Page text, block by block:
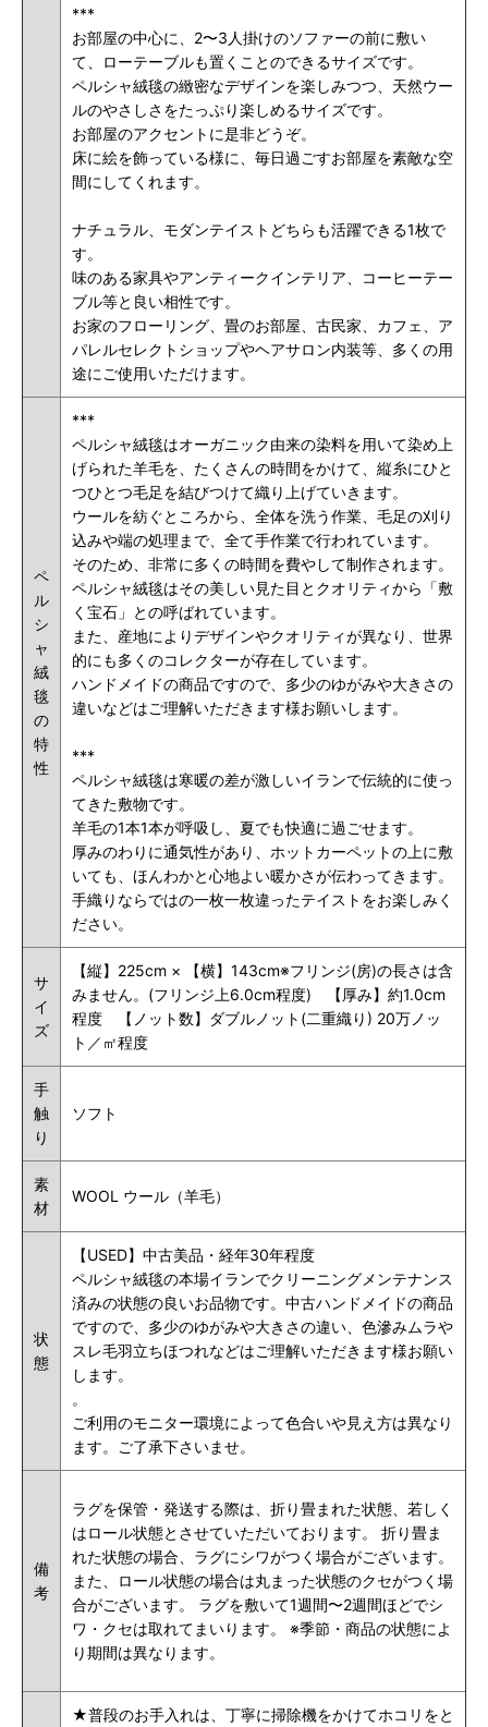
***
お部屋の中心に、2〜3人掛けのソファーの前に敷い
て、ローテーブルも置くことのできるサイズです。
ペルシャ絨毯の緻密なデザインを楽しみつつ、天然ウー
ルのやさしさをたっぷり楽しめるサイズです。
お部屋のアクセントに是非どうぞ。
床に絵を飾っている様に、毎日過ごすお部屋を素敵な空
間にしてくれます。
ナチュラル、モダンテイストどちらも活躍できる1枚で
す。
味のある家具やアンティークインテリア、コーヒーテー
ブル等と良い相性です。
お家のフローリング、畳のお部屋、 古民家、 カフェ、ア
パレルセレクトショップやヘアサロン内装等、多くの用
途にご使用いただけます。
ペ
ル
シ
ャ
絨
毯
の
特
性
***
ペルシャ絨毯はオーガニック由来の染料を用いて染め上
げられた羊毛を、たくさんの時間をかけて、縦糸にひと
つひとつ毛足を結びつけて織り上げていきます。
ウールを紡ぐところから、全体を洗う作業、毛足の刈り
込みや端の処理まで、全て手作業で行われています。
そのため、非常に多くの時間を費やして制作されます。
ペルシャ絨毯はその美しい見た目とクオリティから「敷
く宝石」との呼ばれています。
また、産地によりデザインやクオリティが異なり、世界
的にも多くのコレクターが存在しています。
ハンドメイドの商品ですので、多少のゆがみや大きさの
違いなどはご理解いただきます様お願いします。
***
ペルシャ絨毯は寒暖の差が激しいイランで伝統的に使っ
てきた敷物です。
羊毛の1本1本が呼吸し、夏でも快適に過ごせます。
厚みのわりに通気性があり、ホットカーペットの上に敷
いても、ほんわかと心地よい暖かさが伝わってきます。
手織りならではの一枚一枚違ったテイストをお楽しみく
ださい。
サ
イ
ズ
【縦】225cm × 【横】143cm※フリンジ(房)の長さは含
みません。(フリンジ上6.0cm程度) 【厚み】約1.0cm
程度 【ノット数】ダブルノット(二重織り) 20万ノッ
ト／㎡程度
手
触
り
ソフト
素
材
WOOL ウール（羊毛）
状
態
【USED】中古美品・ 経年30年程度
ペルシャ絨毯の本場イランでクリーニングメンテナンス
済みの状態の良いお品物です。中古ハンドメイドの商品
ですので、多少のゆがみや大きさの違い、色滲みムラや
スレ毛羽立ちほつれなどはご理解いただきます様お願い
します。
。
ご利用のモニター環境によって色合いや見え方は異なり
ます。ご了承下さいませ。
備
考
ラグを保管・発送する際は、折り畳まれた状態、若しく
はロール状態とさせていただいております。 折り畳ま
れた状態の場合、ラグにシワがつく場合がございます。
また、ロール状態の場合は丸まった状態のクセがつく場
合がございます。 ラグを敷いて1週間〜2週間ほどでシ
ワ・クセは取れてまいります。 ※季節・商品の状態によ
り期間は異なります。
★普段のお手入れは、丁寧に掃除機をかけてホコリをと